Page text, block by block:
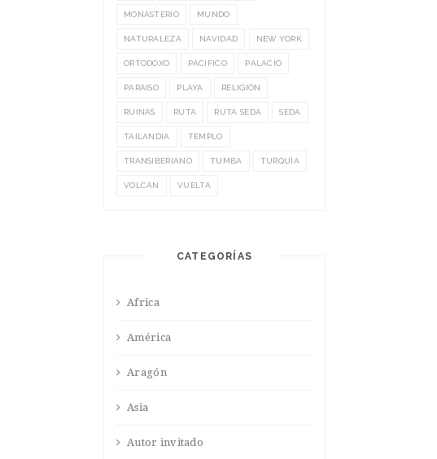
MONASTERIO MUNDO
NATURALEZA NAVIDAD NEW YORK
ORTODOXO PACIFICO PALACIO
PARAISO PLAYA RELIGIÓN
RUINAS RUTA RUTA SEDA SEDA
TAILANDIA TEMPLO
TRANSIBERIANO TUMBA TURQUÍA
VOLCÁN VUELTA
CATEGORÍAS
Africa
América
Aragón
Asia
Autor invitado